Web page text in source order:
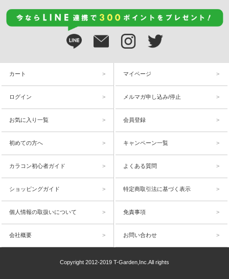
カート マイページ
ログイン メルマガ申し込み/停止
お気に入り一覧 会員登録
初めての方へ キャンペーン一覧
カラコン初心者ガイド よくある質問
ショッピングガイド 特定商取引法に基づく表示
個人情報の取扱いについて 免責事項
会社概要 お問い合わせ
Copyright 2012-2019 T-Garden,Inc.All rights